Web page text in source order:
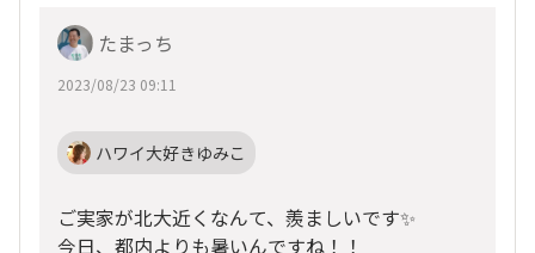
たまっち
2023/08/23 09:11
ハワイ大好きゆみこ
ご実家が北大近くなんて、羨ましいです✨
今日、都内よりも暑いんですね！！